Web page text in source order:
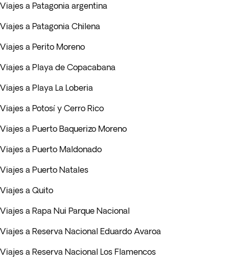
Viajes a Patagonia argentina
Viajes a Patagonia Chilena
Viajes a Perito Moreno
Viajes a Playa de Copacabana
Viajes a Playa La Loberia
Viajes a Potosí y Cerro Rico
Viajes a Puerto Baquerizo Moreno
Viajes a Puerto Maldonado
Viajes a Puerto Natales
Viajes a Quito
Viajes a Rapa Nui Parque Nacional
Viajes a Reserva Nacional Eduardo Avaroa
Viajes a Reserva Nacional Los Flamencos